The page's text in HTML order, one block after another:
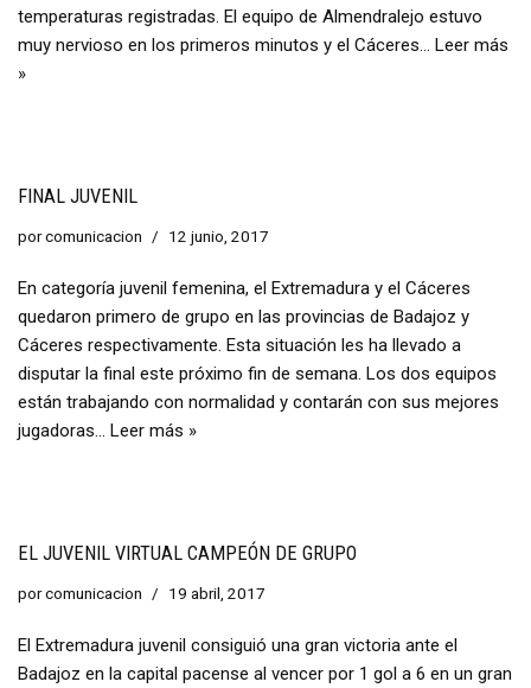
temperaturas registradas. El equipo de Almendralejo estuvo
muy nervioso en los primeros minutos y el Cáceres… Leer más
»
FINAL JUVENIL
porcomunicacion 12 junio, 2017
En categoría juvenil femenina, el Extremadura y el Cáceres
quedaron primero de grupo en las provincias de Badajoz y
Cáceres respectivamente. Esta situación les ha llevado a
disputar la final este próximo fin de semana. Los dos equipos
están trabajando con normalidad y contarán con sus mejores
jugadoras… Leer más »
EL JUVENIL VIRTUAL CAMPEÓN DE GRUPO
porcomunicacion 19 abril, 2017
El Extremadura juvenil consiguió una gran victoria ante el
Badajoz en la capital pacense al vencer por 1 gol a 6 en un gran